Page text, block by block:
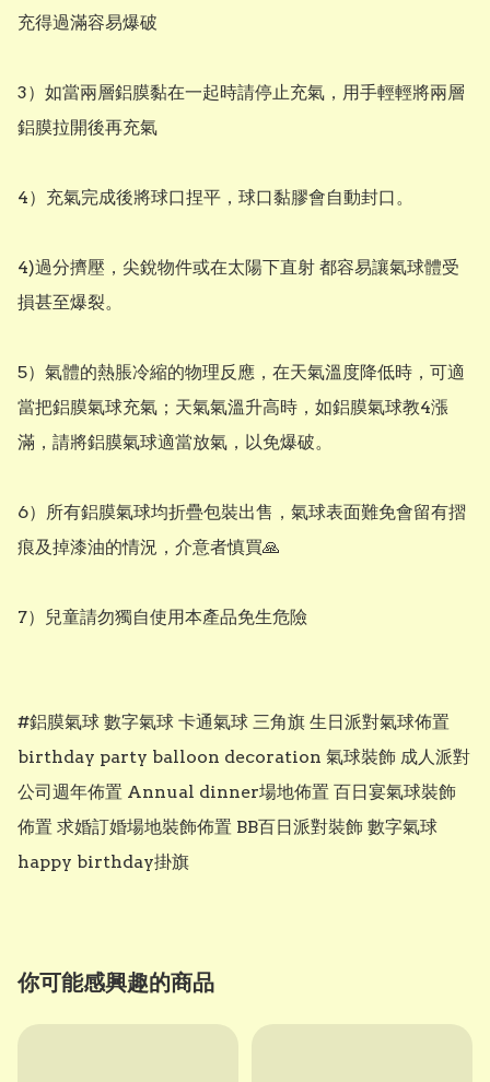
充得過滿容易爆破
3）如當兩層鋁膜黏在一起時請停止充氣，用手輕輕將兩層
鋁膜拉開後再充氣
4）充氣完成後將球口捏平，球口黏膠會自動封口。
4)過分擠壓，尖銳物件或在太陽下直射 都容易讓氣球體受
損甚至爆裂。
5）氣體的熱脹冷縮的物理反應，在天氣溫度降低時，可適
當把鋁膜氣球充氣；天氣氣溫升高時，如鋁膜氣球教4漲
滿，請將鋁膜氣球適當放氣，以免爆破。
6）所有鋁膜氣球均折疊包裝出售，氣球表面難免會留有摺
痕及掉漆油的情況，介意者慎買🙏
7）兒童請勿獨自使用本產品免生危險
#鋁膜氣球 數字氣球 卡通氣球 三角旗 生日派對氣球佈置
birthday party balloon decoration 氣球裝飾 成人派對
公司週年佈置 Annual dinner場地佈置 百日宴氣球裝飾
佈置 求婚訂婚場地裝飾佈置 BB百日派對裝飾 數字氣球
happy birthday掛旗
你可能感興趣的商品